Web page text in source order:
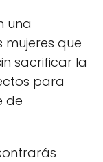
una
que
sacrificar la
para
de